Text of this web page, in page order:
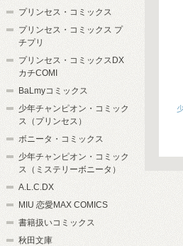
プリンセス・コミックス
プリンセス・コミックス プ
チプリ
プリンセス・コミックスDX
カチCOMI
BaLmyコミックス
少年チャンピオン・コミック
ス（プリンセス）
ボニータ・コミックス
少年チャンピオン・コミック
ス（ミステリーボニータ）
A.L.C.DX
MIU 恋愛MAX COMICS
書籍扱いコミックス
秋田文庫